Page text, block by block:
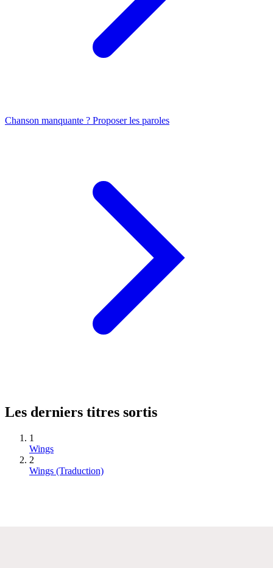
Chanson manquante ? Proposer les paroles
Les derniers titres sortis
1
Wings
2
Wings (Traduction)